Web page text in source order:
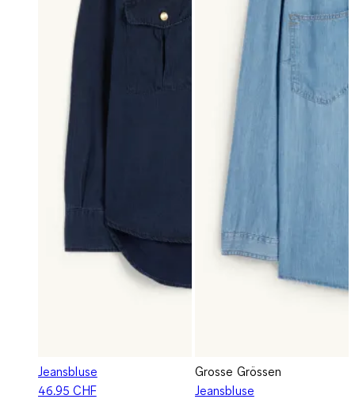
Jeansbluse
46.95 CHF
Grosse Grössen
Jeansbluse